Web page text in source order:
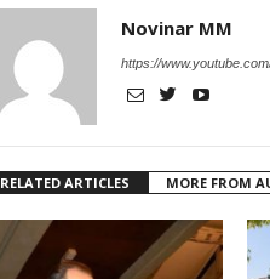
Novinar MM
https://
RELATED ARTICLES MORE FROM